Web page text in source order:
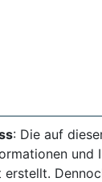
: Die auf
und